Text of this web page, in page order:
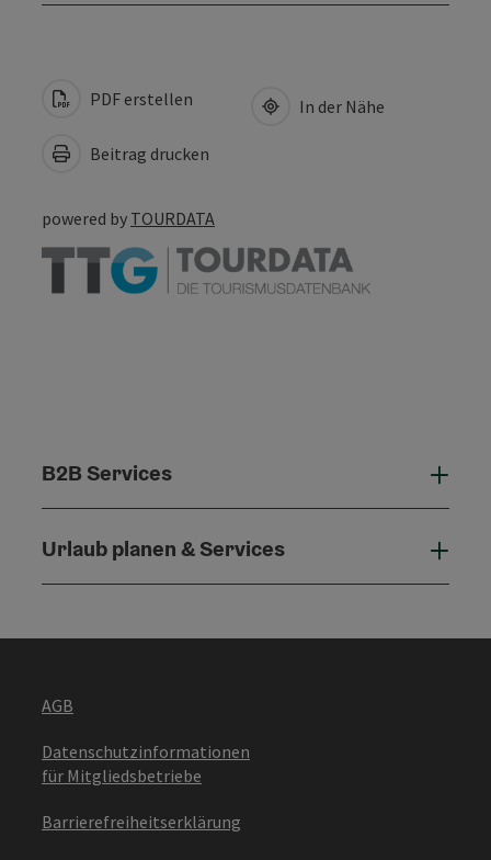
PDF erstellen
Beitrag drucken
In der Nähe
powered by TOURDATA
B2B Services
Urlaub planen & Services
AGB
Datenschutzinformationen
für Mitgliedsbetriebe
Barrierefreiheitserklärung